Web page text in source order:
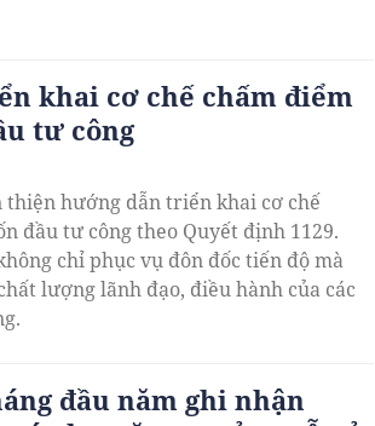
khai cơ chế chấm điểm
tư công
thiện hướng dẫn triển khai cơ chế
đầu tư công theo Quyết định 1129.
chỉ phục vụ đôn đốc tiến độ mà
lượng lãnh đạo, điều hành của các
đầu năm ghi nhận